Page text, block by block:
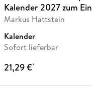
Kalender 2027 zum
Markus Hattstein
Kalender
Sofort lieferbar
21,29 €*